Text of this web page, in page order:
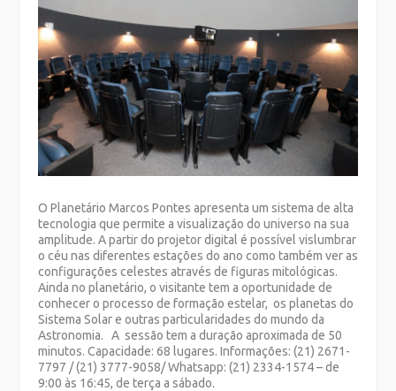
O Planetário Marcos Pontes apresenta um sistema de alta
tecnologia que permite a visualização do universo na sua
amplitude. A partir do projetor digital é possível vislumbrar
o céu nas diferentes estações do ano como também ver as
configurações celestes através de figuras mitológicas.
Ainda no planetário, o visitante tem a oportunidade de
conhecer o processo de formação estelar, os planetas do
Sistema Solar e outras particularidades do mundo da
Astronomia. A sessão tem a duração aproximada de 50
minutos. Capacidade: 68 lugares. Informações: (21) 2671-
7797 / (21) 3777-9058/ Whatsapp: (21) 2334-1574 – de
9:00 às 16:45, de terça a sábado.